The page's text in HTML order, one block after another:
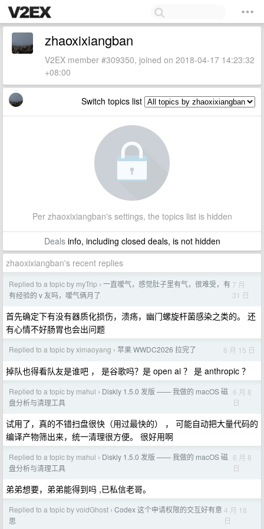
zhaoxixiangban
V2EX member #309350, joined on 2018-04-17 14:23:32
+08:00
Switch topics list
Per zhaoxixiangban's settings, the topics list is hidden
Dealsinfo, including closed deals, is not hidden
zhaoxixiangban's recent replies
Replied to a topic by myTrip › 一直嗳气，感觉肚子里有气，很难受，有
有经验的 v 友吗，嗳气俩月了
7 月
31 日
首先确定下有没有器质化损伤，溃疡，幽门螺旋杆菌感染之类的。 还
有心情不好肠胃也会出问题
Replied to a topic by ximaoyang › 苹果 WWDC2026 拉完了 6 月 15 日
掉队也得看队友是谁吧 ， 是谷歌吗？是 open ai ？ 是 anthropic ？
Replied to a topic by mahui › Diskly 1.5.0 发版 —— 我做的 macOS 磁
盘分析与清理工具
6 月 8
日
试用了，真的不错扫盘很快（用过最快的） ， 可能自动把大量代码的
编译产物筛出来，统一清理很方便。 很好用啊
Replied to a topic by mahui › Diskly 1.5.0 发版 —— 我做的 macOS 磁
盘分析与清理工具
6 月 8
日
弟弟想要，弟弟能得到吗 ,已私信老哥。
Replied to a topic by voidGhost › Codex 这个申请权限的交互好有意
思
4 月 18
日